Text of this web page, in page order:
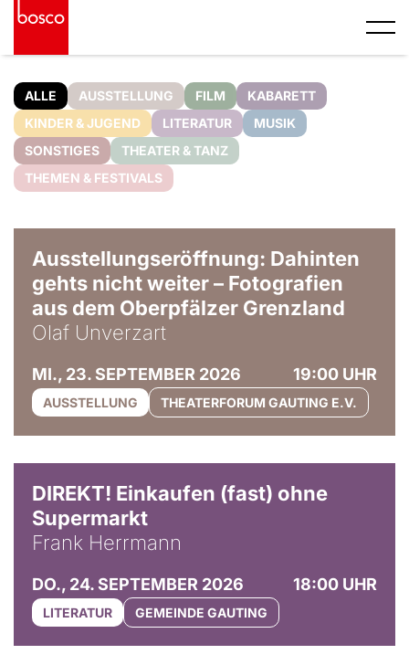
ALLE AUSSTELLUNG FILM
KABARETT
KINDER & JUGEND
LITERATUR
MUSIK
SONSTIGES
THEATER & TANZ
THEMEN & FESTIVALS
Ausstellungseröffnung: Dahinten
gehts nicht weiter – Fotografien
aus dem Oberpfälzer Grenzland
Olaf Unverzart
MI., 23. SEPTEMBER 2026 19:00 UHR
AUSSTELLUNG THEATERFORUM GAUTING E.V.
DIREKT! Einkaufen (fast) ohne
Supermarkt
Frank Herrmann
DO., 24. SEPTEMBER 2026 18:00 UHR
LITERATUR GEMEINDE GAUTING